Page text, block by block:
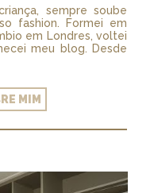
sempre soube
fashion. Formei em
em Londres, voltei
meu blog. Desde
MIM